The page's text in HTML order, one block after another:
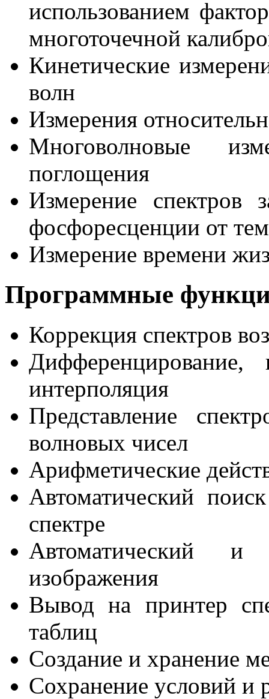
использованием
многоточечной
Кинетические
волн
Измерения
Многоволновые
поглощения
Измерение спектров
фосфоресценции от
Измерение времени
Программные
Коррекция спектров
Дифференцирование,
интерполяция
Представление
волновых чисел
Арифметические
Автоматический
спектре
Автоматический
изображения
Вывод на принтер
таблиц
Создание и хранение
Сохранение условий и